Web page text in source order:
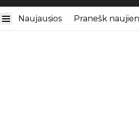
Naujausios Pranešk